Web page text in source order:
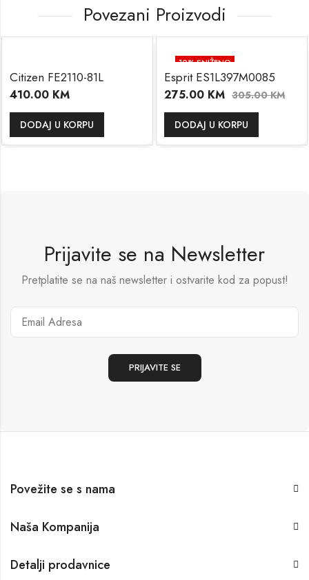
Povezani Proizvodi
Citizen FE2110-81L
410.00 KM
DODAJ U KORPU
10% SNIŽENO
Esprit ES1L397M0085
275.00 KM 305.00KM
DODAJ U KORPU
Prijavite se na Newsletter
Pretplatite se na naš newsletter i ostvarite kod za popust!
Povežite se s nama
Naša Kompanija
Detalji prodavnice